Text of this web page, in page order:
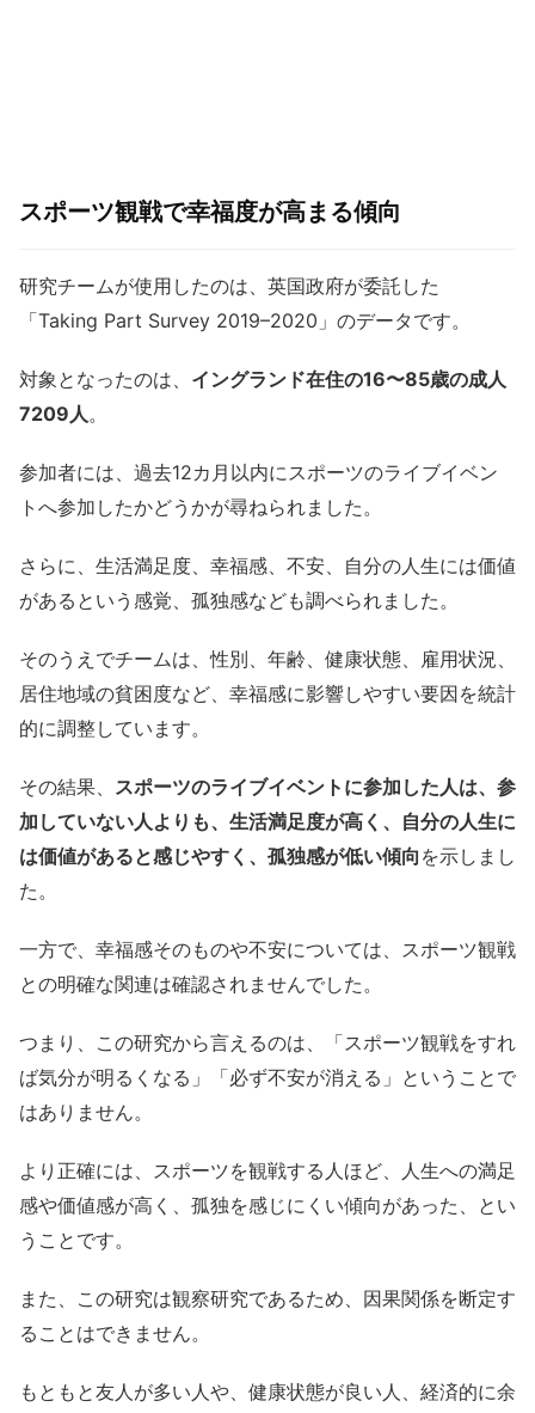
スポーツ観戦で幸福度が高まる傾向
研究チームが使用したのは、英国政府が委託した
「Taking Part Survey 2019–2020」のデータです。
対象となったのは、 イングランド在住の16〜85歳の成人
7209人。
参加者には、過去12カ月以内にスポーツのライブイベン
トへ参加したかどうかが尋ねられました。
さらに、生活満足度、幸福感、不安、自分の人生には価値
があるという感覚、孤独感なども調べられました。
そのうえでチームは、性別、年齢、健康状態、雇用状況、
居住地域の貧困度など、幸福感に影響しやすい要因を統計
的に調整しています。
その結果、 スポーツのライブイベントに参加した人は、参
加していない人よりも、生活満足度が高く、自分の人生に
は価値があると感じやすく、孤独感が低い傾向 を示しまし
た。
一方で、幸福感そのものや不安については、スポーツ観戦
との明確な関連は確認されませんでした。
つまり、この研究から言えるのは、「スポーツ観戦をすれ
ば気分が明るくなる」「必ず不安が消える」ということで
はありません。
より正確には、スポーツを観戦する人ほど、人生への満足
感や価値感が高く、孤独を感じにくい傾向があった、とい
うことです。
また、この研究は観察研究であるため、因果関係を断定す
ることはできません。
もともと友人が多い人や、健康状態が良い人、経済的に余